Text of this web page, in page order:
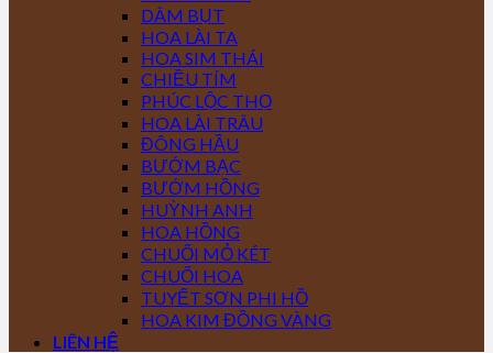
DÂM BỤT
HOA LÀI TA
HOA SIM THÁI
CHIỀU TÍM
PHÚC LỘC THỌ
HOA LÀI TRÂU
ĐÔNG HẦU
BƯỚM BẠC
BƯỚM HỒNG
HUỲNH ANH
HOA HỒNG
CHUỐI MỎ KÉT
CHUỐI HOA
TUYẾT SƠN PHI HỒ
HOA KIM ĐỒNG VÀNG
LIÊN HỆ